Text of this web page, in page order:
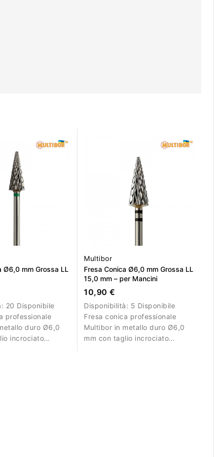
Ø6,0 mm Grossa LL
20 Disponibile
professionale
duro Ø6,0
incrociato
Multibor
Fresa Conica Ø6,0 mm Grossa LL
15,0 mm – per Mancini
10,90 €
Disponibilità: 5 Disponibile
Fresa conica professionale
Multibor in metallo duro Ø6,0
mm con taglio incrociato